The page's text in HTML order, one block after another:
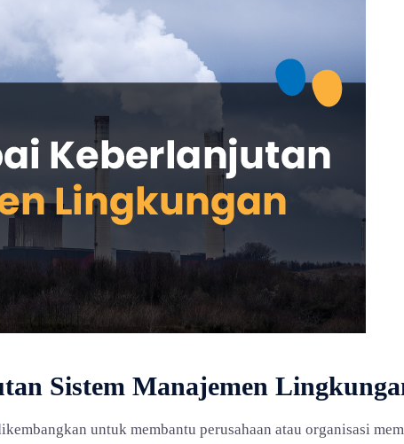
Sistem Manajemen
untuk membantu perusahaan atau organisasi